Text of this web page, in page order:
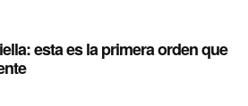
esta es la primera orden que